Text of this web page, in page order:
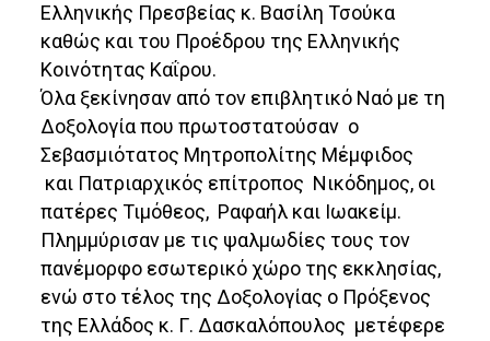
Ελληνικής Πρεσβείας κ. Βασίλη Τσούκα
καθώς και του Προέδρου της Ελληνικής
Κοινότητας Καΐρου.
Όλα ξεκίνησαν από τον επιβλητικό Ναό με τη
Δοξολογία που πρωτοστατούσαν ο
Σεβασμιότατος Μητροπολίτης Μέμφιδος
και Πατριαρχικός επίτροπος Νικόδημος, οι
πατέρες Τιμόθεος, Ραφαήλ και Ιωακείμ.
Πλημμύρισαν με τις ψαλμωδίες τους τον
πανέμορφο εσωτερικό χώρο της εκκλησίας,
ενώ στο τέλος της Δοξολογίας ο Πρόξενος
της Ελλάδος κ. Γ. Δασκαλόπουλος μετέφερε